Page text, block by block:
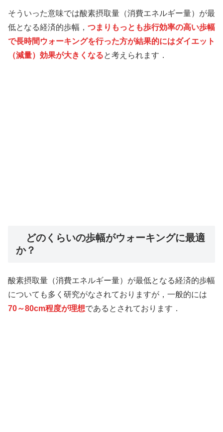
そういった意味では酸素摂取量（消費エネルギー量）が最
低となる経済的歩幅， つまりもっとも歩行効率の高い歩幅
で長時間ウォーキングを行った方が結果的にはダイエット
（減量）効果が大きくなると考えられます．
どのくらいの歩幅がウォーキングに最適
か？
酸素摂取量（消費エネルギー量）が最低となる経済的歩幅
についても多く研究がなされておりますが，一般的には
70～80cm程度が理想であるとされております．